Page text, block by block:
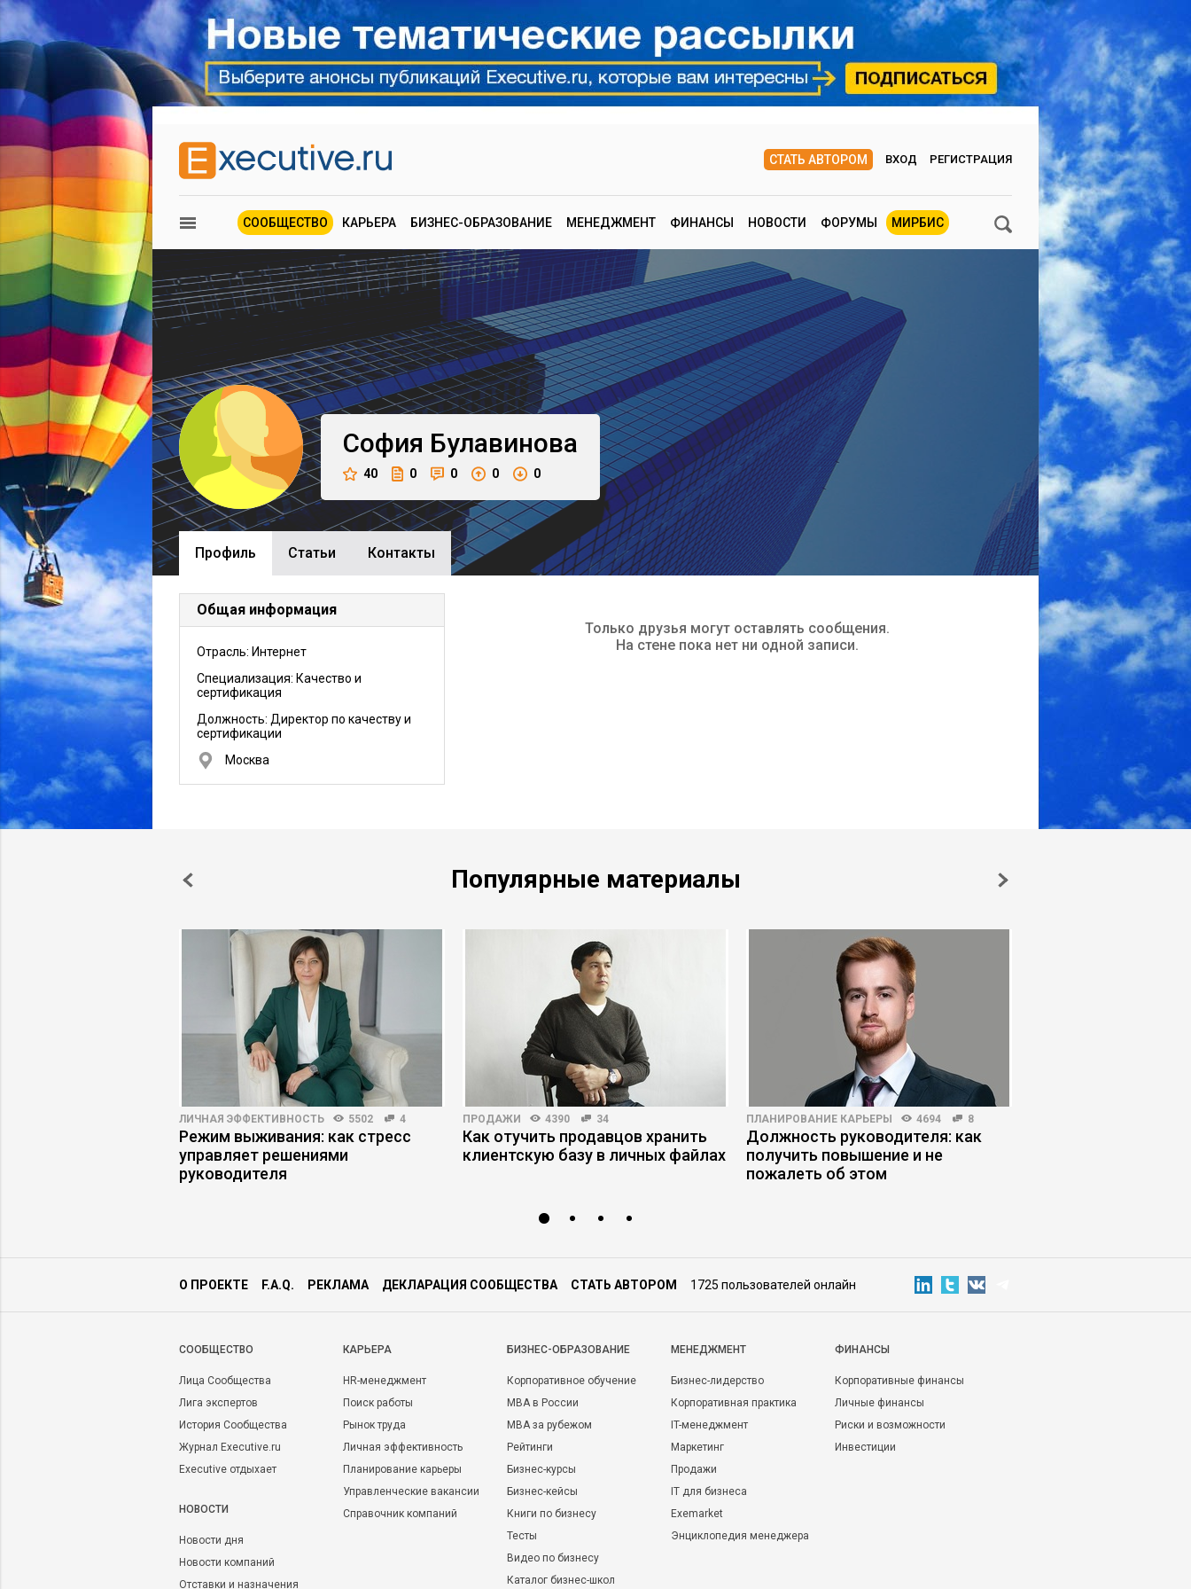
СТАТЬ АВТОРОМ ВХОД РЕГИСТРАЦИЯ
СООБЩЕСТВО КАРЬЕРА БИЗНЕС-ОБРАЗОВАНИЕ МЕНЕДЖМЕНТ ФИНАНСЫ НОВОСТИ ФОРУМЫ МИРБИС
София Булавинова
40 0 0 0 0
Профиль Cтатьи Контакты
Общая информация
Отрасль: Интернет
Специализация: Качество и
сертификация
Должность: Директор по качеству и
сертификации
Москва
Только друзья могут оставлять сообщения.
На стене пока нет ни одной записи.
Популярные материалы
ЛИЧНАЯ ЭФФЕКТИВНОСТЬ 5502 4
Режим выживания: как стресс
управляет решениями
руководителя
ПРОДАЖИ 4390 34
Как отучить продавцов хранить
клиентскую базу в личных файлах
ПЛАНИРОВАНИЕ КАРЬЕРЫ 4694 8
Должность руководителя: как
получить повышение и не
пожалеть об этом
О ПРОЕКТЕ F.A.Q. РЕКЛАМА ДЕКЛАРАЦИЯ СООБЩЕСТВА СТАТЬ АВТОРОМ 1725 пользователей онлайн
CООБЩЕСТВО
Лица Сообщества
Лига экспертов
История Сообщества
Журнал Executive.ru
Executive отдыхает
НОВОСТИ
Новости дня
Новости компаний
Отставки и назначения
КАРЬЕРА
HR-менеджмент
Поиск работы
Рынок труда
Личная эффективность
Планирование карьеры
Управленческие вакансии
Справочник компаний
БИЗНЕС-ОБРАЗОВАНИЕ
Корпоративное обучение
MBA в России
MBA за рубежом
Рейтинги
Бизнес-курсы
Бизнес-кейсы
Книги по бизнесу
Тесты
Видео по бизнесу
Каталог бизнес-школ
МЕНЕДЖМЕНТ
Бизнес-лидерство
Корпоративная практика
IT-менеджмент
Маркетинг
Продажи
IT для бизнеса
Exemarket
Энциклопедия менеджера
ФИНАНСЫ
Корпоративные финансы
Личные финансы
Риски и возможности
Инвестиции